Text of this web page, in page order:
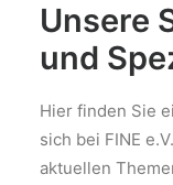
Unsere
und
Hier finden Sie
sich bei FINE
aktuellen